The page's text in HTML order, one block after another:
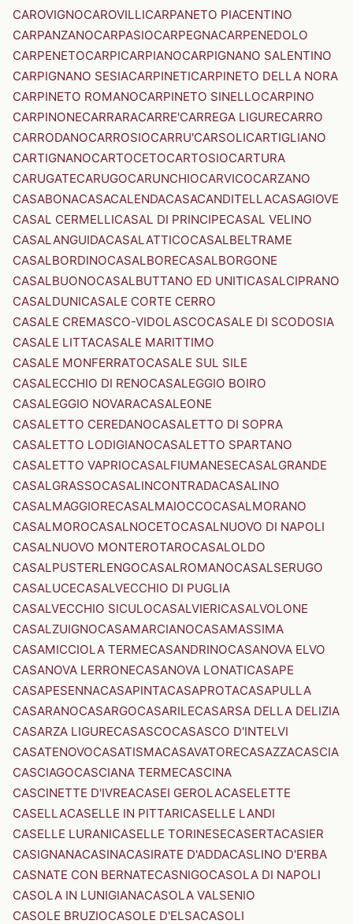
CAROVIGNOCAROVILLICARPANETO PIACENTINO
CARPANZANOCARPASIOCARPEGNACARPENEDOLO
CARPENETOCARPICARPIANOCARPIGNANO SALENTINO
CARPIGNANO SESIACARPINETICARPINETO DELLA NORA
CARPINETO ROMANOCARPINETO SINELLOCARPINO
CARPINONECARRARACARRE'CARREGA LIGURECARRO
CARRODANOCARROSIOCARRU'CARSOLICARTIGLIANO
CARTIGNANOCARTOCETOCARTOSIOCARTURA
CARUGATECARUGOCARUNCHIOCARVICOCARZANO
CASABONACASACALENDACASACANDITELLACASAGIOVE
CASAL CERMELLICASAL DI PRINCIPECASAL VELINO
CASALANGUIDACASALATTICOCASALBELTRAME
CASALBORDINOCASALBORECASALBORGONE
CASALBUONOCASALBUTTANO ED UNITICASALCIPRANO
CASALDUNICASALE CORTE CERRO
CASALE CREMASCO-VIDOLASCOCASALE DI SCODOSIA
CASALE LITTACASALE MARITTIMO
CASALE MONFERRATOCASALE SUL SILE
CASALECCHIO DI RENOCASALEGGIO BOIRO
CASALEGGIO NOVARACASALEONE
CASALETTO CEREDANOCASALETTO DI SOPRA
CASALETTO LODIGIANOCASALETTO SPARTANO
CASALETTO VAPRIOCASALFIUMANESECASALGRANDE
CASALGRASSOCASALINCONTRADACASALINO
CASALMAGGIORECASALMAIOCCOCASALMORANO
CASALMOROCASALNOCETOCASALNUOVO DI NAPOLI
CASALNUOVO MONTEROTAROCASALOLDO
CASALPUSTERLENGOCASALROMANOCASALSERUGO
CASALUCECASALVECCHIO DI PUGLIA
CASALVECCHIO SICULOCASALVIERICASALVOLONE
CASALZUIGNOCASAMARCIANOCASAMASSIMA
CASAMICCIOLA TERMECASANDRINOCASANOVA ELVO
CASANOVA LERRONECASANOVA LONATICASAPE
CASAPESENNACASAPINTACASAPROTACASAPULLA
CASARANOCASARGOCASARILECASARSA DELLA DELIZIA
CASARZA LIGURECASASCOCASASCO D'INTELVI
CASATENOVOCASATISMACASAVATORECASAZZACASCIA
CASCIAGOCASCIANA TERMECASCINA
CASCINETTE D'IVREACASEI GEROLACASELETTE
CASELLACASELLE IN PITTARICASELLE LANDI
CASELLE LURANICASELLE TORINESECASERTACASIER
CASIGNANACASINACASIRATE D'ADDACASLINO D'ERBA
CASNATE CON BERNATECASNIGOCASOLA DI NAPOLI
CASOLA IN LUNIGIANACASOLA VALSENIO
CASOLE BRUZIOCASOLE D'ELSACASOLI